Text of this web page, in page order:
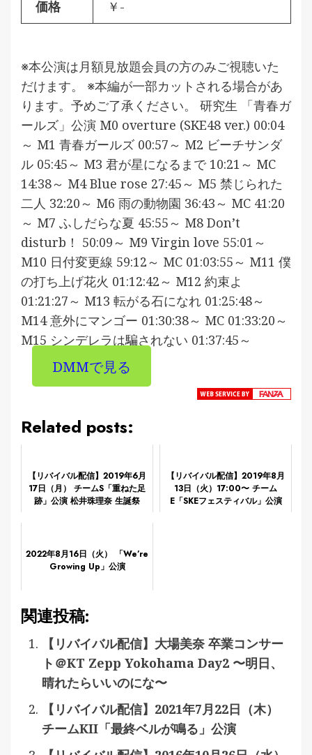
価格 ￥-
※本公演は月額見放題会員の方のみご視聴いた
だけます。 ※本編が一部カットされる場合があ
ります。予めご了承ください。 研究生 「青春ガ
ールズ」公演 M0 overture (SKE48 ver.) 00:04
～ M1 青春ガールズ 00:57～ M2 ビーチサンダ
ル 05:45～ M3 君が星になるまで 10:21～ MC
14:38～ M4 Blue rose 27:45～ M5 禁じられた
二人 32:20～ M6 雨の動物園 36:43～ MC 41:20
～ M7 ふしだらな夏 45:55～ M8 Don’t
disturb！ 50:09～ M9 Virgin love 55:01～
M10 日付変更線 59:12～ MC 01:03:55～ M11 僕
の打ち上げ花火 01:12:42～ M12 約束よ
01:21:27～ M13 転がる石になれ 01:25:48～
M14 意外にマンゴー 01:30:38～ MC 01:33:20～
M15 シンデレラは騙されない 01:37:45～
DMMで見る
Related posts:
【リバイバル配信】2019年6月
17日（月） チームS「重ねた足
跡」公演 松井珠理奈 生誕祭
【リバイバル配信】2019年8月
13日（火）17:00〜 チーム
E「SKEフェスティバル」公演
2022年8月16日（火） 「We’re
Growing Up」公演
関連投稿:
【リバイバル配信】大場美奈 卒業コンサー
ト＠KT Zepp Yokohama Day2 〜明日、
晴れたらいいのにな〜
【リバイバル配信】2021年7月22日（木）
チームKII「最終ベルが鳴る」公演